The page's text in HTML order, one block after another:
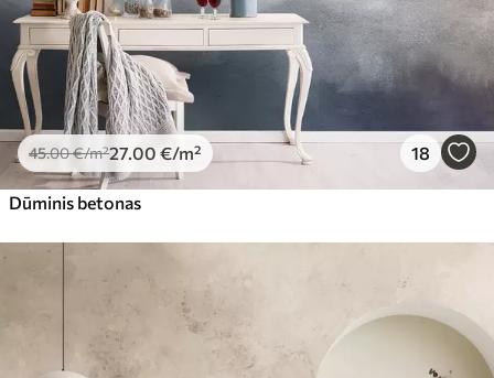
45.00€/m²27.00 €/m² 18
Dūminis betonas